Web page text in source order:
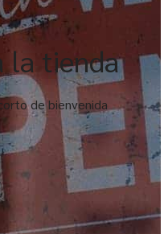
la tienda
de bienvenida